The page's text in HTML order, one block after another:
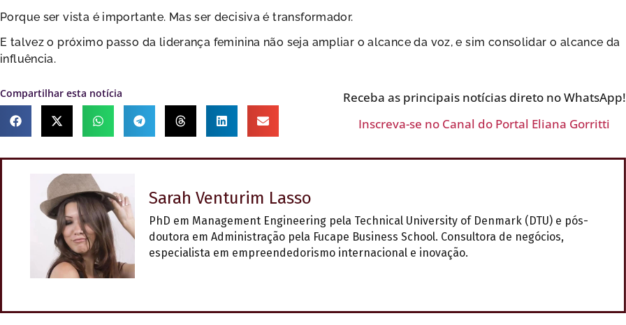
Porque ser vista é importante. Mas ser decisiva é transformador.
E talvez o próximo passo da liderança feminina não seja ampliar o alcance da voz, e sim consolidar o alcance da
influência.
Compartilhar esta notícia
Receba as principais notícias direto no WhatsApp!
Inscreva-se no Canal do Portal Eliana Gorritti
Sarah Venturim Lasso
PhD em Management Engineering pela Technical University of Denmark (DTU) e pós-
doutora em Administração pela Fucape Business School. Consultora de negócios,
especialista em empreendedorismo internacional e inovação.